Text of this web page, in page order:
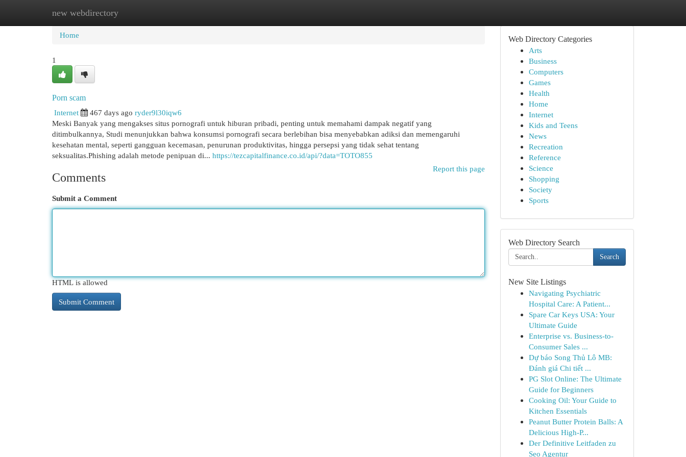
new webdirectory
Home New Site Listings
Home
1
Porn scam
Internet
467 days ago ryder9l30iqw6
Meski Banyak yang mengakses situs pornografi untuk hiburan pribadi, penting untuk memahami dampak negatif yang
ditimbulkannya, Studi menunjukkan bahwa konsumsi pornografi secara berlebihan bisa menyebabkan adiksi dan memengaruhi
kesehatan mental, seperti gangguan kecemasan, penurunan produktivitas, hingga persepsi yang tidak sehat tentang
seksualitas.Phishing adalah metode penipuan di... https://tezcapitalfinance.co.id/api/?data=TOTO855
Report this page
Comments
Submit a Comment
HTML is allowed
Web Directory Categories
Arts
Business
Computers
Games
Health
Home
Internet
Kids and Teens
News
Recreation
Reference
Science
Shopping
Society
Sports
Web Directory Search
Search
New Site Listings
Navigating Psychiatric
Hospital Care: A Patient...
Spare Car Keys USA: Your
Ultimate Guide
Enterprise vs. Business-to-
Consumer Sales ...
Dự báo Song Thủ Lô MB:
Đánh giá Chi tiết ...
PG Slot Online: The Ultimate
Guide for Beginners
Cooking Oil: Your Guide to
Kitchen Essentials
Peanut Butter Protein Balls: A
Delicious High-P...
Der Definitive Leitfaden zu
Seo Agentur